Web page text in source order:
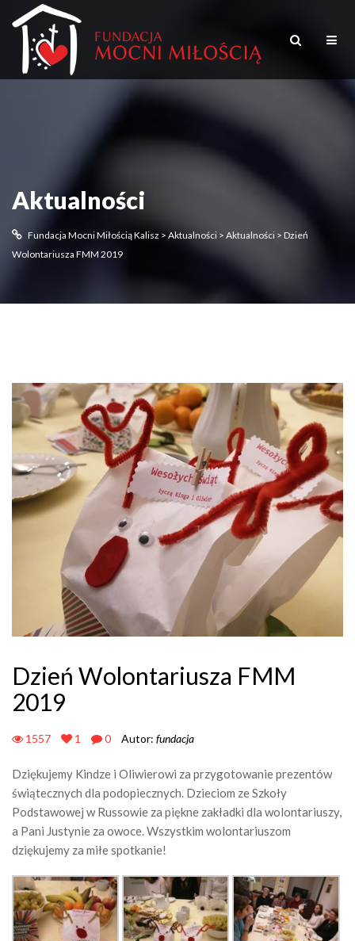
Aktualności
Fundacja Mocni Miłością Kalisz > Aktualności > Aktualności > Dzień
Wolontariusza FMM 2019
Dzień Wolontariusza FMM
2019
1557 1 0 Autor: fundacja
Dziękujemy Kindze i Oliwierowi za przygotowanie prezentów
świątecznych dla podopiecznych. Dzieciom ze Szkoły
Podstawowej w Russowie za piękne zakładki dla wolontariuszy,
a Pani Justynie za owoce. Wszystkim wolontariuszom
dziękujemy za miłe spotkanie!